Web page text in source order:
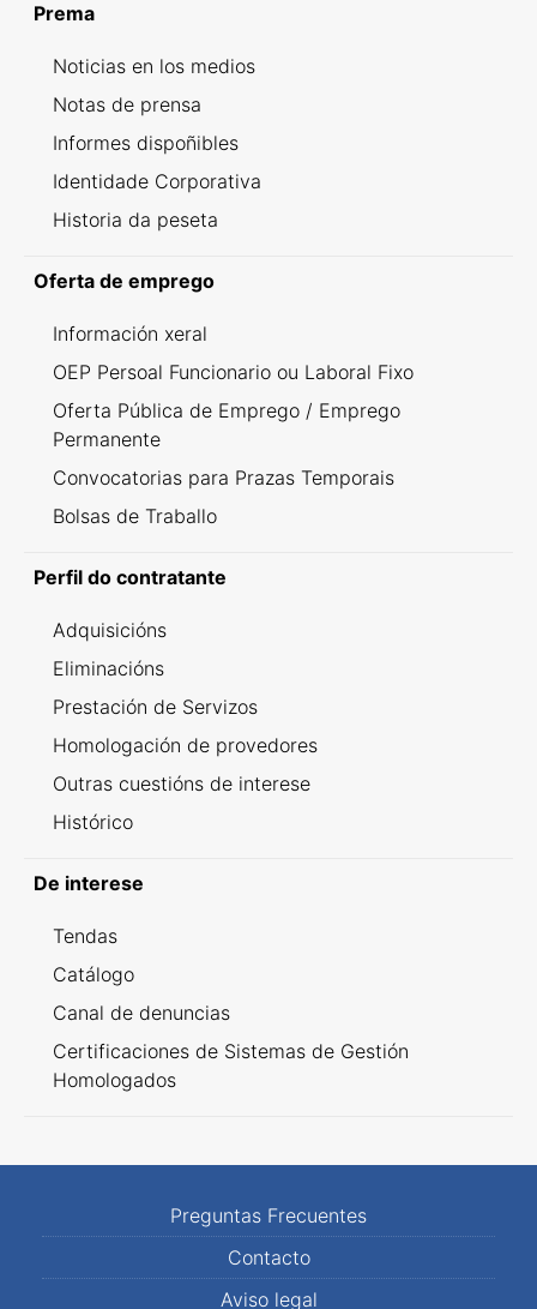
Prema
Noticias en los medios
Notas de prensa
Informes dispoñibles
Identidade Corporativa
Historia da peseta
Oferta de emprego
Información xeral
OEP Persoal Funcionario ou Laboral Fixo
Oferta Pública de Emprego / Emprego
Permanente
Convocatorias para Prazas Temporais
Bolsas de Traballo
Perfil do contratante
Adquisicións
Eliminacións
Prestación de Servizos
Homologación de provedores
Outras cuestións de interese
Histórico
De interese
Tendas
Catálogo
Canal de denuncias
Certificaciones de Sistemas de Gestión
Homologados
Preguntas Frecuentes
Contacto
Aviso legal